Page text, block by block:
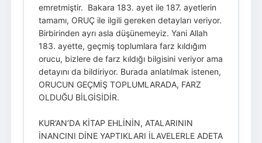
emretmiştir. Bakara 183. ayet ile 187. ayetlerin
tamamı, ORUÇ ile ilgili gereken detayları veriyor.
Birbirinden ayrı asla düşünemeyiz. Yani Allah
183. ayette, geçmiş toplumlara farz kıldığım
orucu, bizlere de farz kıldığı bilgisini veriyor ama
detayını da bildiriyor. Burada anlatılmak istenen,
ORUCUN GEÇMİŞ TOPLUMLARADA, FARZ
OLDUĞU BİLGİSİDİR.
KUR’AN’DA KİTAP EHLİNİN, ATALARININ
İNANCINI DİNE YAPTIKLARI İLAVELERLE ADETA